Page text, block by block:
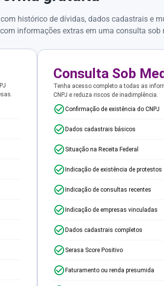
histórico de dívidas, dados cadastrais e
informações extras em uma consulta sob
Consulta Sob
Tenha acesso completo a todas as
CNPJ e reduza riscos de inadimplência.
Confirmação de existência do CNPJ
Dados cadastrais básicos
Situação na Receita Federal
Indicação de existência de protestos
Indicação de consultas recentes
Indicação de empresas vinculadas
Dados cadastrais completos
Serasa Score Positivo
Faturamento ou renda presumida